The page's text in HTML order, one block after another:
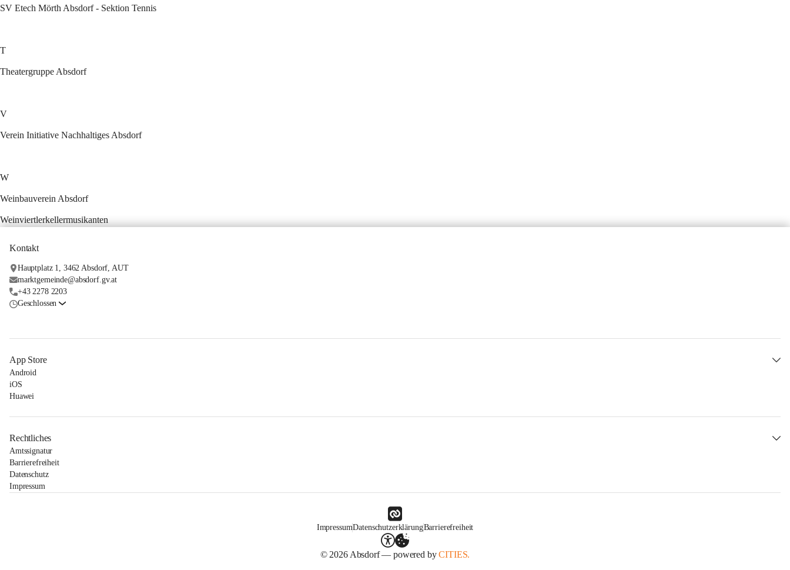
SV Etech Mörth Absdorf - Sektion Tennis
T
Theatergruppe Absdorf
V
Verein Initiative Nachhaltiges Absdorf
W
Weinbauverein Absdorf
Weinviertlerkellermusikanten
Kontakt
Hauptplatz 1, 3462 Absdorf, AUT
marktgemeinde@absdorf.gv.at
+43 2278 2203
Geschlossen
App Store
Android
iOS
Huawei
Rechtliches
Amtssignatur
Barrierefreiheit
Datenschutz
Impressum
ImpressumDatenschutzerklärungBarrierefreiheit
© 2026 Absdorf — powered byCITIES.